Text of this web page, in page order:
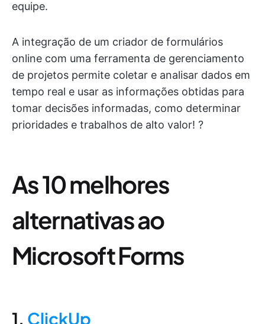
equipe.
A integração de um criador de formulários
online com uma ferramenta de gerenciamento
de projetos permite coletar e analisar dados em
tempo real e usar as informações obtidas para
tomar decisões informadas, como determinar
prioridades e trabalhos de alto valor! ?
As 10 melhores
alternativas ao
Microsoft Forms
1. ClickUp